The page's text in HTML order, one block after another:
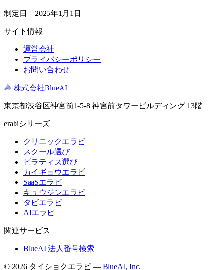
制定日：2025年1月1日
サイト情報
運営会社
プライバシーポリシー
お問い合わせ
株式会社BlueAI
東京都渋谷区神宮前1-5-8 神宮前タワービルディング 13階
erabiシリーズ
クリニックエラビ
スクール選び
ピラティス選び
カイギョウエラビ
SaaSエラビ
キュウジンエラビ
タビエラビ
AIエラビ
関連サービス
BlueAI 法人番号検索
© 2026 タイショクエラビ — BlueAI, Inc.